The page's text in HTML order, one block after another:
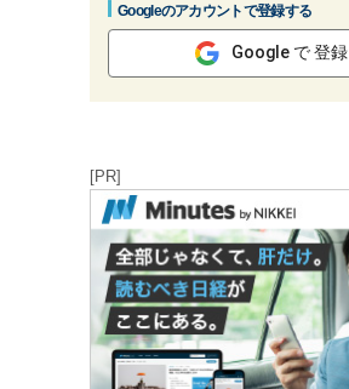
Googleのアカウントで登録する
Google で 登録
[PR]